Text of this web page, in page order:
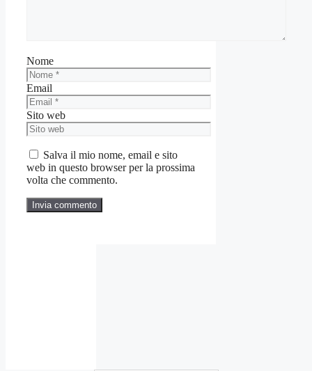
Nome
Email
Sito web
Salva il mio nome, email e sito
web in questo browser per la prossima
volta che commento.